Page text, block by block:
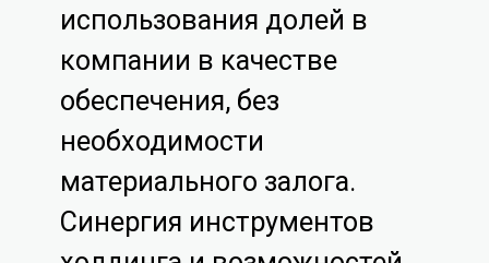
использования долей в
компании в качестве
обеспечения, без
необходимости
материального залога.
Синергия инструментов